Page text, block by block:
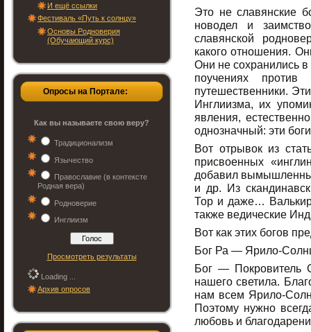
И ещё ссылки
Фестиваль «Путь к солнцу»
Основы Родноверия
(Обучающий курс)
Опросы на Портале:
Как вы называете свою веру?
Традиционализм
Язычество
Православие (в контексте
Родная вера)
Родноверие
Инглиизм
Просмотреть результаты
Loading ...
Архив опросов
Это не славянские
новодел и
славянской
какого отношения.
Они не сохранились
поучениях
путешественники.
Инглиизма, их
явления,
однозначный: эти
Вот отрывок из
присвоенных
добавил
и др. Из
Тор и даже…
также ведические
Вот как этих богов
Бог Ра — Ярило-
Бог — Покровитель
нашего светила.
нам всем Ярило-
Поэтому нужно
любовь и